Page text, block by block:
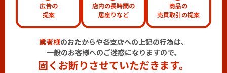
広告の
提案
店内の長時間の
居座りなど
商品の
売買取引の提案
業者様のおたからや各支店への上記の行為は、
一般のお客様へのご迷惑になりますので、
固くお断りさせていただきます。